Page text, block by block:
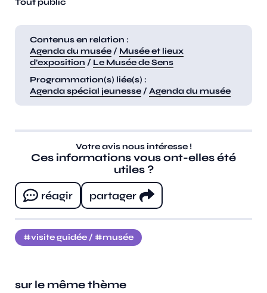
Contenus en relation :
Agenda du musée / Musée et lieux
d’exposition / Le Musée de Sens
Programmation(s) liée(s) :
Agenda spécial jeunesse / Agenda du musée
Votre avis nous intéresse !
Ces informations vous ont-elles été
utiles ?
réagir
partager
visite guidée / musée
sur le même thème